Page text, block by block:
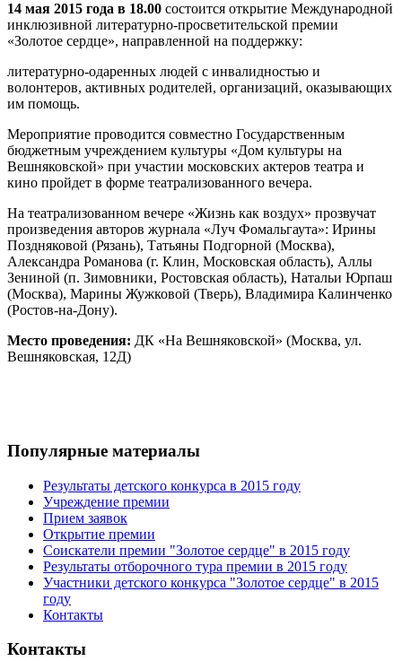
14 мая 2015 года в 18.00 состоится открытие Международной
инклюзивной литературно-просветительской премии
«Золотое сердце», направленной на поддержку:
литературно-одаренных людей с инвалидностью и
волонтеров, активных родителей, организаций, оказывающих
им помощь.
Мероприятие проводится совместно Государственным
бюджетным учреждением культуры «Дом культуры на
Вешняковской» при участии московских актеров театра и
кино пройдет в форме театрализованного вечера.
На театрализованном вечере «Жизнь как воздух» прозвучат
произведения авторов журнала «Луч Фомальгаута»: Ирины
Поздняковой (Рязань), Татьяны Подгорной (Москва),
Александра Романова (г. Клин, Московская область), Аллы
Зениной (п. Зимовники, Ростовская область), Натальи Юрпаш
(Москва), Марины Жужковой (Тверь), Владимира Калинченко
(Ростов-на-Дону).
Место проведения: ДК «На Вешняковской» (Москва, ул.
Вешняковская, 12Д)
Популярные материалы
Результаты детского конкурса в 2015 году
Учреждение премии
Прием заявок
Открытие премии
Соискатели премии "Золотое сердце" в 2015 году
Результаты отборочного тура премии в 2015 году
Участники детского конкурса "Золотое сердце" в 2015
году
Контакты
Контакты